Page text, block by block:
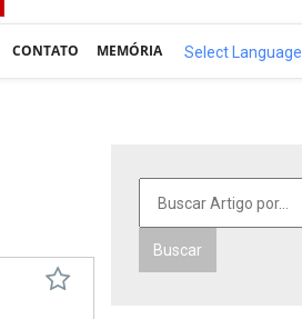
CONTATO MEMÓRIA Select Language
Buscar